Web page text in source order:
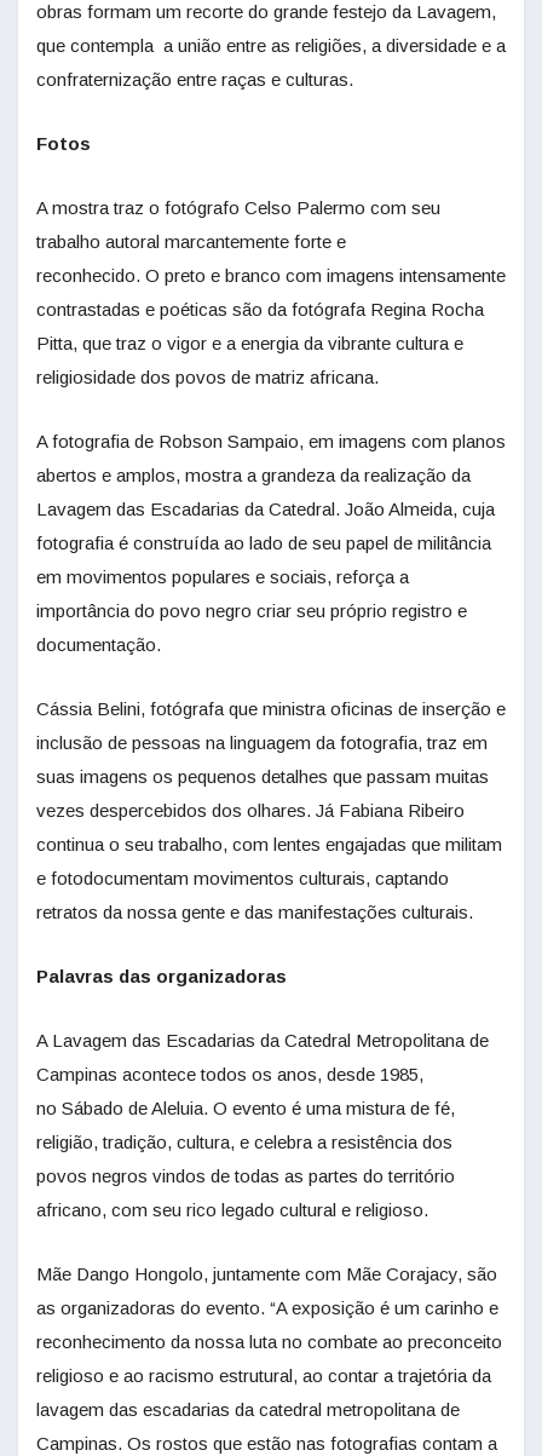
obras formam um recorte do grande festejo da Lavagem,
que contempla a união entre as religiões, a diversidade e a
confraternização entre raças e culturas.
Fotos
A mostra traz o fotógrafo Celso Palermo com seu
trabalho autoral marcantemente forte e
reconhecido. O preto e branco com imagens intensamente
contrastadas e poéticas são da fotógrafa Regina Rocha
Pitta, que traz o vigor e a energia da vibrante cultura e
religiosidade dos povos de matriz africana.
A fotografia de Robson Sampaio, em imagens com planos
abertos e amplos, mostra a grandeza da realização da
Lavagem das Escadarias da Catedral. João Almeida, cuja
fotografia é construída ao lado de seu papel de militância
em movimentos populares e sociais, reforça a
importância do povo negro criar seu próprio registro e
documentação.
Cássia Belini, fotógrafa que ministra oficinas de inserção e
inclusão de pessoas na linguagem da fotografia, traz em
suas imagens os pequenos detalhes que passam muitas
vezes despercebidos dos olhares. Já Fabiana Ribeiro
continua o seu trabalho, com lentes engajadas que militam
e fotodocumentam movimentos culturais, captando
retratos da nossa gente e das manifestações culturais.
Palavras das organizadoras
A Lavagem das Escadarias da Catedral Metropolitana de
Campinas acontece todos os anos, desde 1985,
no Sábado de Aleluia. O evento é uma mistura de fé,
religião, tradição, cultura, e celebra a resistência dos
povos negros vindos de todas as partes do território
africano, com seu rico legado cultural e religioso.
Mãe Dango Hongolo, juntamente com Mãe Corajacy, são
as organizadoras do evento. “A exposição é um carinho e
reconhecimento da nossa luta no combate ao preconceito
religioso e ao racismo estrutural, ao contar a trajetória da
lavagem das escadarias da catedral metropolitana de
Campinas. Os rostos que estão nas fotografias contam a